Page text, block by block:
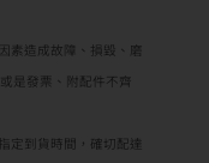
素造成故障、損毀、磨
是發票、附配件不齊
定到貨時間，確切配達